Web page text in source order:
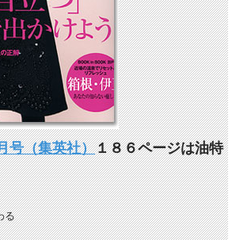
号（集英社）１８６ページは油特
る